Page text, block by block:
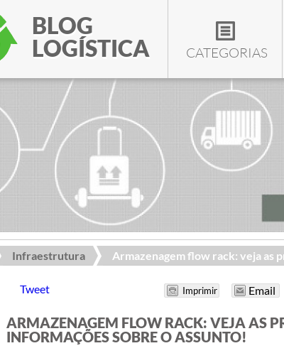
BLOG
LOGÍSTICA
CATEGORIAS
Infraestrutura Armazenagem flow rack: veja as
Tweet Email
ARMAZENAGEM FLOW RACK: VEJA AS
INFORMAÇÕES SOBRE O ASSUNTO!